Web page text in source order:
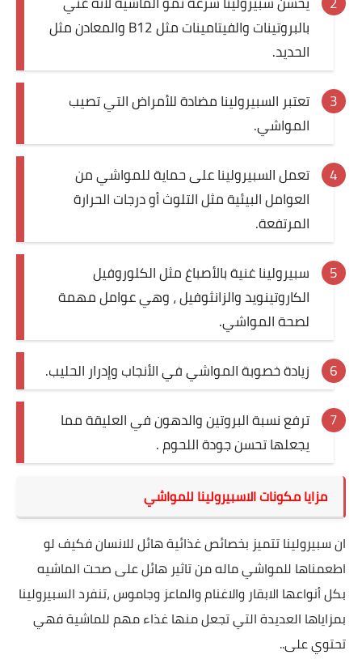
بالبروتينات والفيتامينات مثل B12 والمعادن مثل
الحديد.
تعتبر السبيرولينا مضادة للأمراض التي تصيب
المواشي.
تعمل السبيرولينا على حماية للمواشي من
العوامل البيئية مثل التلوث أو درجات الحرارة
المرتفعة.
سبيرولينا غنية بالأصباغ مثل الكلوروفيل
الكاروتينويد والزانثوفيل ، وهي عوامل مهمة
لصحة المواشي.
زيادة خصوبة المواشي في الأنجاب وإدرار الحليب.
ترفع نسبة البروتين والدهون في العليقة مما
يجعلها تحسن جودة اللحوم .
مزايا مكونات الاسبيرولينا للمواشي
ان سبيرولينا تتميز بخصائص غذائية هائل للانسان فكيف لو
اطعمناها للمواشي ماله من تاثير هائل على صحت الماشيه
بكل أنواعها الابقار والاغنام والماعز وجاموس ،تنفرد السبيرولينا
بمزاياها العديدة التي تجعل منها غذاء مهم للماشية فهي
تحتوي على..